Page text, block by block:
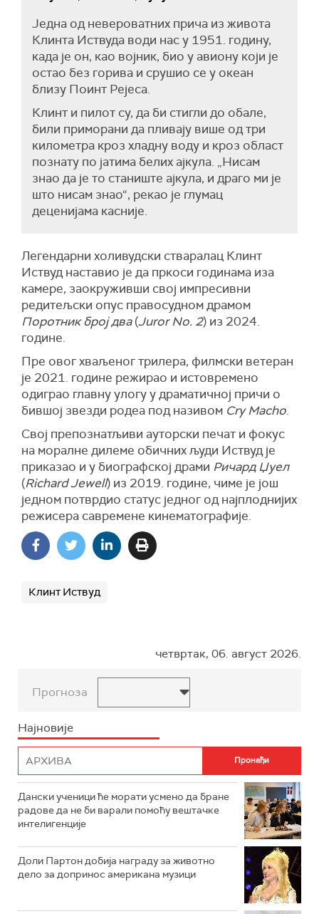
Једна од невероватних прича из живота
Клинта Иствуда води нас у 1951. годину,
када је он, као војник, био у авиону који је
остао без горива и срушио се у океан
близу Поинт Рејеса.
Клинт и пилот су, да би стигли до обале,
били приморани да пливају више од три
километра кроз хладну воду и кроз област
познату по јатима белих ајкула. „Нисам
знао да је то станиште ајкула, и драго ми је
што нисам знао“, рекао је глумац
деценијама касније.
Легендарни холивудски стваралац Клинт
Иствуд наставио је да пркоси годинама иза
камере, заокруживши свој импресивни
редитељски опус правосудном драмом
Поротник број два(Juror No. 2) из 2024.
године.
Пре овог хваљеног трилера, филмски ветеран
је 2021. године режирао и истовремено
одиграо главну улогу у драматичној причи о
бившој звезди родеа под називом Cry Macho.
Свој препознатљиви ауторски печат и фокус
на моралне дилеме обичних људи Иствуд је
приказао и у биографској драми Ричард Џуел
(Richard Jewell) из 2019. године, чиме је још
једном потврдио статус једног од најплоднијих
режисера савремене кинематографије.
Клинт Иствуд
четвртак, 06. август 2026.
Прогноза
Најновије
Дански ученици ће морати усмено да бране
радове да не би варали помоћу вештачке
интелигенције
Доли Партон добија награду за животно
дело за допринос американа музици